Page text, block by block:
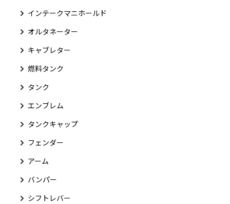
インテークマニホールド
オルタネーター
キャブレター
燃料タンク
タンク
エンブレム
タンクキャップ
フェンダー
アーム
バンパー
シフトレバー